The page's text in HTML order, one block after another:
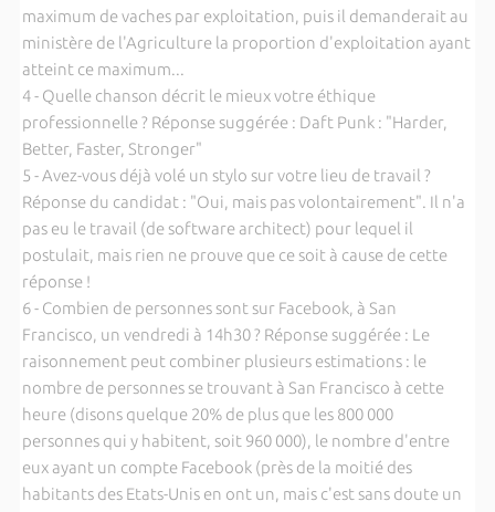
maximum de vaches par exploitation, puis il demanderait au
ministère de l'Agriculture la proportion d'exploitation ayant
atteint ce maximum...
4 - Quelle chanson décrit le mieux votre éthique
professionnelle ? Réponse suggérée : Daft Punk : "Harder,
Better, Faster, Stronger"
5 - Avez-vous déjà volé un stylo sur votre lieu de travail ?
Réponse du candidat : "Oui, mais pas volontairement". Il n'a
pas eu le travail (de software architect) pour lequel il
postulait, mais rien ne prouve que ce soit à cause de cette
réponse !
6 - Combien de personnes sont sur Facebook, à San
Francisco, un vendredi à 14h30 ? Réponse suggérée : Le
raisonnement peut combiner plusieurs estimations : le
nombre de personnes se trouvant à San Francisco à cette
heure (disons quelque 20% de plus que les 800 000
personnes qui y habitent, soit 960 000), le nombre d'entre
eux ayant un compte Facebook (près de la moitié des
habitants des Etats-Unis en ont un, mais c'est sans doute un